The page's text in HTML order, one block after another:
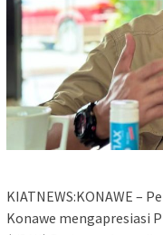
KIATNEWS:KONAWE –
Konawe mengapresiasi